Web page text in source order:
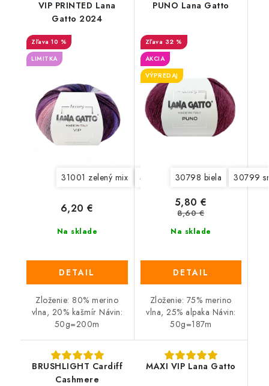
VIP PRINTED Lana
Gatto 2024
10 %
LIMITKA
31001 zelený mix 31002 hnedý mix 31003
Na sklade
6,20 €
DETAIL
Zloženie: 80% merino
vlna, 20% kašmír Návin:
50g=200m
PUNO Lana Gatto
32 %
AKCIA
VÝPREDAJ
30798 biela 30799
Na sklade
5,80 €
8,60 €
DETAIL
Zloženie: 75% merino
vlna, 25% alpaka Návin:
50g=187m
BRUSHLIGHT Cardiff
Cashmere
MAXI VIP Lana Gatto